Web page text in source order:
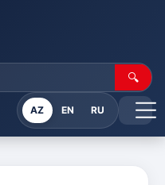
🔍
AZ EN RU